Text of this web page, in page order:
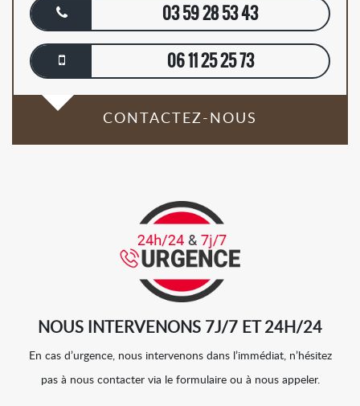
03 59 28 53 43
06 11 25 25 73
CONTACTEZ-NOUS
NOUS INTERVENONS 7J/7 ET 24H/24
En cas d’urgence, nous intervenons dans l’immédiat, n’hésitez
pas à nous contacter via le formulaire ou à nous appeler.